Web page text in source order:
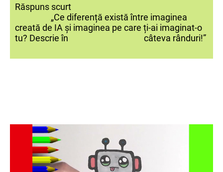
Răspuns scurt
„Ce diferență există între imaginea
creată de IA și imaginea pe care ți-ai imaginat-o
tu? Descrie în câteva rânduri!”